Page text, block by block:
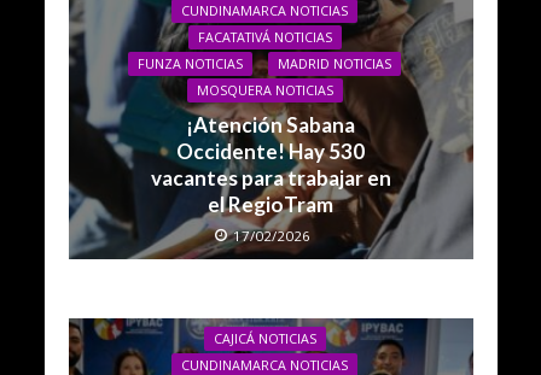
CUNDINAMARCA NOTICIAS
FACATATIVÁ NOTICIAS
FUNZA NOTICIAS
MADRID NOTICIAS
MOSQUERA NOTICIAS
¡Atención Sabana
Occidente! Hay 530
vacantes para trabajar en
el RegioTram
17/02/2026
CAJICÁ NOTICIAS
CUNDINAMARCA NOTICIAS